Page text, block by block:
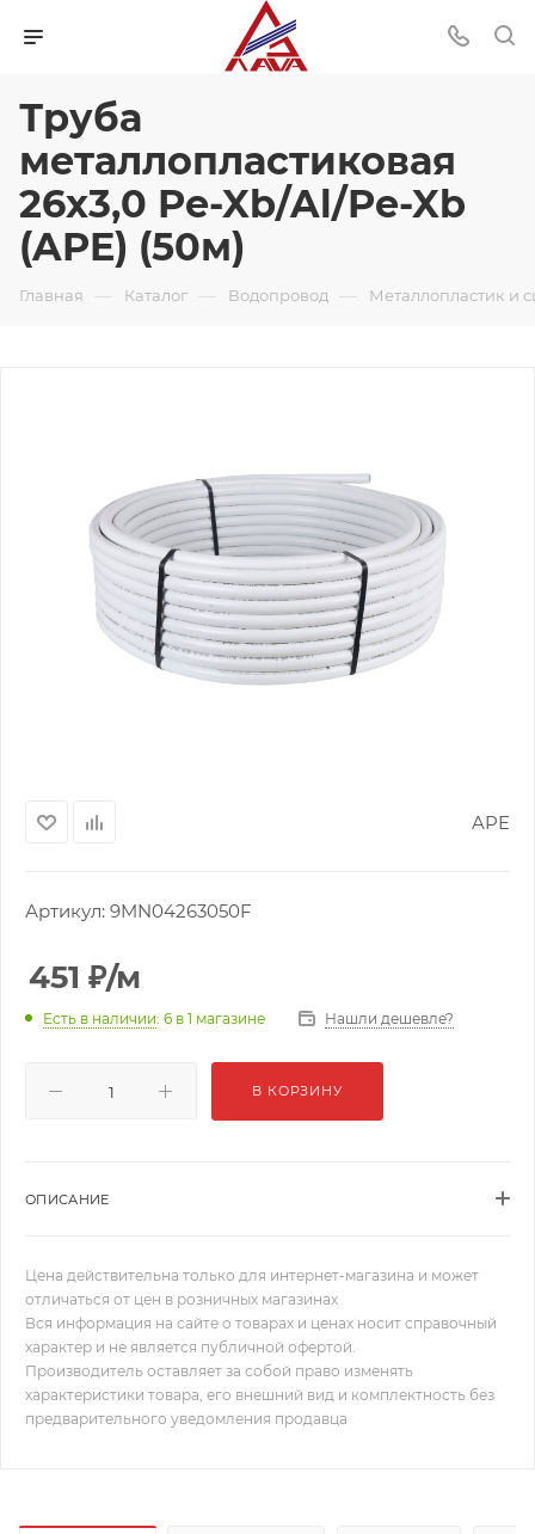
Труба
металлопластиковая
26х3,0 Pe-Xb/Al/Pe-Xb
(APE) (50м)
Главная — Каталог — Водопровод — Металлопластик и
APE
Артикул: 9MN04263050F
451 ₽/м
Есть в наличии: 6 в 1 магазине Нашли дешевле?
В КОРЗИНУ
ОПИСАНИЕ
Цена действительна только для интернет-магазина и может
отличаться от цен в розничных магазинах
Вся информация на сайте о товарах и ценах носит справочный
характер и не является публичной офертой.
Производитель оставляет за собой право изменять
характеристики товара, его внешний вид и комплектность без
предварительного уведомления продавца